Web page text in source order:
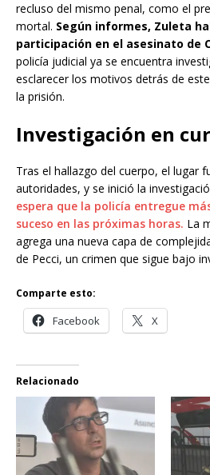
recluso del mismo penal, como el
mortal. Según informes, Zuleta
participación en el asesinato de
policía judicial ya se encuentra
esclarecer los motivos detrás de
la prisión.
Investigación en
Tras el hallazgo del cuerpo, el lugar
autoridades, y se inició la
espera que la policía entregue
suceso en las próximas horas. La
agrega una nueva capa de
de Pecci, un crimen que sigue bajo
Comparte esto:
Facebook X
Relacionado